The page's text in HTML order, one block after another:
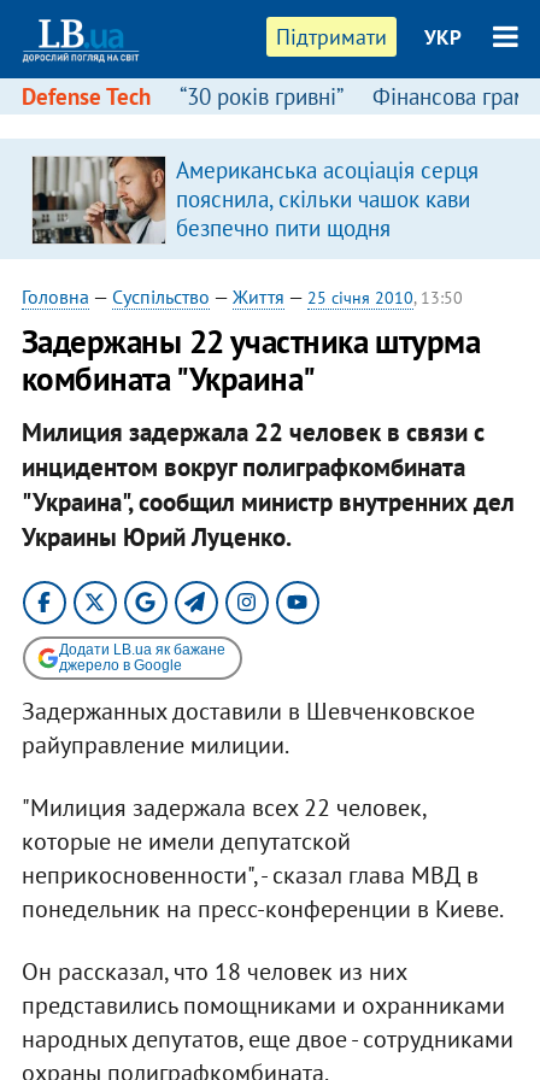
Підтримати УКР
Defense Tech “30 років гривні” Фінансова
Американська асоціація серця
пояснила, скільки чашок кави
безпечно пити щодня
Головна — Суспільство — Життя — 25 січня 2010, 13:50
Задержаны 22 участника штурма
комбината "Украина"
Милиция задержала 22 человек в связи с
инцидентом вокруг полиграфкомбината
"Украина", сообщил министр внутренних дел
Украины Юрий Луценко.
Додати LB.ua як бажане
джерело в Google
Задержанных доставили в Шевченковское
райуправление милиции.
"Милиция задержала всех 22 человек,
которые не имели депутатской
неприкосновенности", - сказал глава МВД в
понедельник на пресс-конференции в Киеве.
Он рассказал, что 18 человек из них
представились помощниками и охранниками
народных депутатов, еще двое - сотрудниками
охраны полиграфкомбината.